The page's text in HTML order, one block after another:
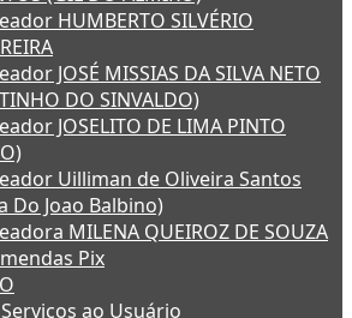
HUMBERTO SILVÉRIO
JOSÉ MISSIAS DA SILVA NETO
DO SINVALDO)
JOSELITO DE LIMA PINTO
Uilliman de Oliveira Santos
Do Joao Balbino)
MILENA QUEIROZ DE SOUZA
Pix
ao Usuário